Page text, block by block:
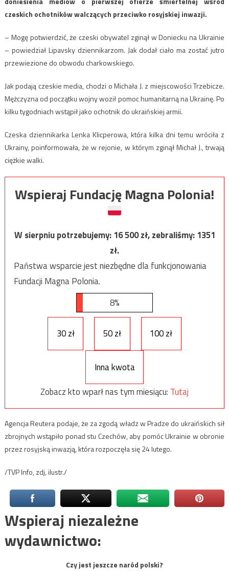
czeskich ochotników walczących przeciwko rosyjskiej inwazji.
– Mogę potwierdzić, że czeski obywatel zginął w Doniecku na Ukrainie
– powiedział Lipavsky dziennikarzom. Jak dodał ciało ma zostać jutro
przewiezione do obwodu charkowskiego.
Jak podają czeskie media, chodzi o Michała J. z miejscowości Trzebicze.
Mężczyzna od początku wojny woził pomoc humanitarną na Ukrainę. Po
kilku tygodniach wstąpił jako ochotnik do ukraińskiej armii.
Czeska dziennikarka Lenka Klicperowa, która kilka dni temu wróciła z
Ukrainy, poinformowała, że w rejonie, w którym zginął Michał J., trwają
ciężkie walki.
Wspieraj Fundację Magna Polonia!
W sierpniu potrzebujemy:16 500zł, zebraliśmy:1351
zł.
Państwa wsparcie jest niezbędne dla funkcjonowania
Fundacji Magna Polonia.
8%
30 zł 50 zł 100 zł
Inna kwota
Zobacz kto wparł nas tym miesiącu: Tutaj
Agencja Reutera podaje, że za zgodą władz w Pradze do ukraińskich sił
zbrojnych wstąpiło ponad stu Czechów, aby pomóc Ukrainie w obronie
przez rosyjską inwazją, która rozpoczęła się 24 lutego.
/TVP Info, zdj, ilustr./
Wspieraj niezależne
wydawnictwo:
Czy jest jeszcze naród polski?